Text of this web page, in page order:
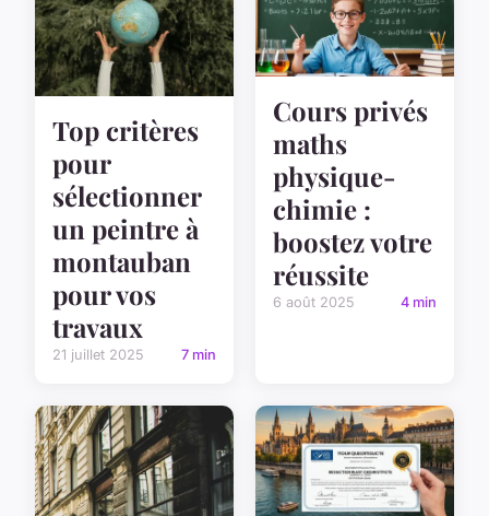
Top critères
pour
sélectionner
un peintre à
montauban
pour vos
travaux
21 juillet 2025 7 min
Cours privés
maths
physique-
chimie :
boostez votre
réussite
6 août 2025 4 min